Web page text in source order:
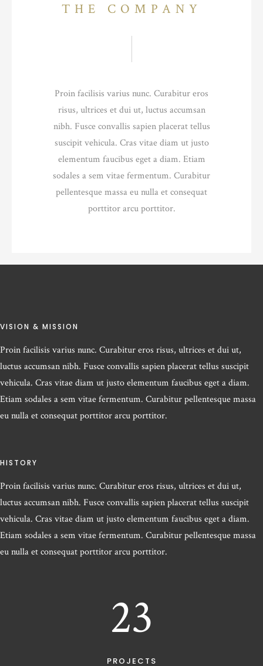
THE COMPANY
Proin facilisis varius nunc. Curabitur eros
risus, ultrices et dui ut, luctus accumsan
nibh. Fusce convallis sapien placerat tellus
suscipit vehicula. Cras vitae diam ut justo
elementum faucibus eget a diam. Etiam
sodales a sem vitae fermentum. Curabitur
pellentesque massa eu nulla et consequat
porttitor arcu porttitor.
VISION & MISSION
Proin facilisis varius nunc. Curabitur eros risus, ultrices et dui ut,
luctus accumsan nibh. Fusce convallis sapien placerat tellus suscipit
vehicula. Cras vitae diam ut justo elementum faucibus eget a diam.
Etiam sodales a sem vitae fermentum. Curabitur pellentesque massa
eu nulla et consequat porttitor arcu porttitor.
HISTORY
Proin facilisis varius nunc. Curabitur eros risus, ultrices et dui ut,
luctus accumsan nibh. Fusce convallis sapien placerat tellus suscipit
vehicula. Cras vitae diam ut justo elementum faucibus eget a diam.
Etiam sodales a sem vitae fermentum. Curabitur pellentesque massa
eu nulla et consequat porttitor arcu porttitor.
23
PROJECTS